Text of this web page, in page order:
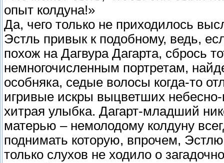
опыт колдуна!»
Да, чего только не приходилось
Эстль привык к подобному, ведь,
похож на Дагвура Дагарта, сбрось
немногочисленным портретам,
особняка, седые волосы когда-то
игривые искры выцветших небесно-
хитрая улыбка. Дагарт-младший
матерью – немолодому колдуну
поднимать которую, впрочем,
только слухов не ходило о